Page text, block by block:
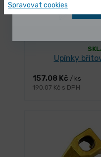
Upínky
157,08 Kč / ks
190,07 Kč s DPH
Spravovat cookies